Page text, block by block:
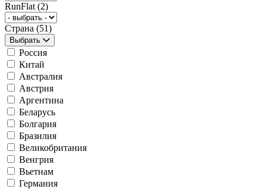
RunFlat (2)
Страна (51)
Выбрать
Россия
Китай
Австралия
Австрия
Аргентина
Беларусь
Болгария
Бразилия
Великобритания
Венгрия
Вьетнам
Германия